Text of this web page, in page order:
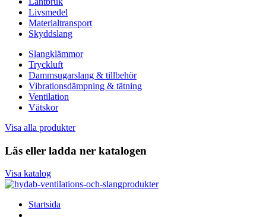
Livsmedel
Materialtransport
Skyddslang
Slangklämmor
Tryckluft
Dammsugarslang & tillbehör
Vibrationsdämpning & tätning
Ventilation
Vätskor
Visa alla produkter
Läs eller ladda ner katalogen
Visa katalog
Startsida